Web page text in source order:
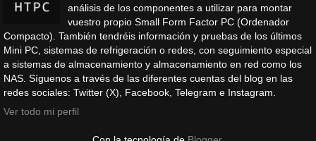
análisis de los componentes a utilizar para montar
vuestro propio Small Form Factor PC (Ordenador
Compacto). También tendréis información y pruebas de los últimos
Mini PC, sistemas de refrigeración o redes, con seguimiento especial
a sistemas de almacenamiento y almacenamiento en red como los
NAS. Síguenos a través de las diferentes cuentas del blog en las
redes sociales: Twitter (X), Facebook, Telegram e Instagram.
Ver todo mi perfil